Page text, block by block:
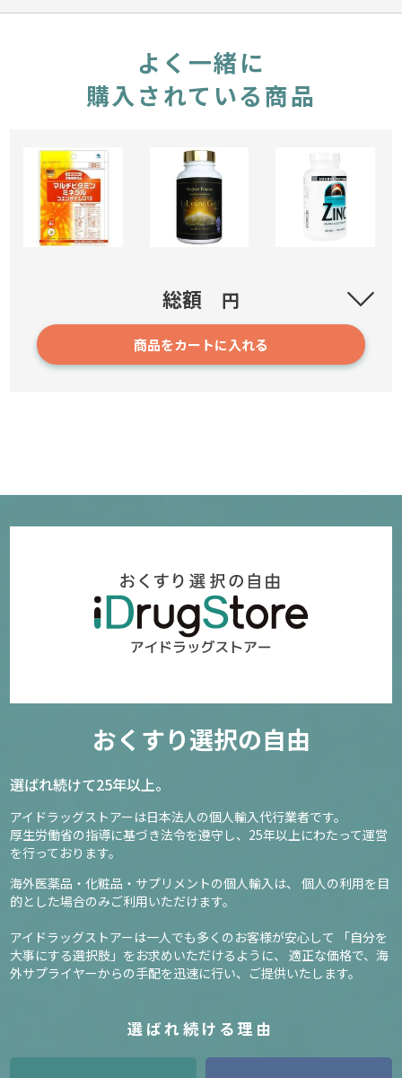
よく一緒に
購入されている商品
コエンザイムＱ１０ 120粒 約30日分
1,140円
確認／選び直す
総額 円
商品をカートに入れる
おくすり選択の自由
選ばれ続けて25年以上。
アイドラッグストアーは日本法人の個人輸入代行業者です。
厚生労働省の指導に基づき法令を遵守し、 25年以上にわたって運営
を行っております。
海外医薬品・化粧品・サプリメントの個人輸入は、
個人の利用を目
的とした場合のみご利用いただけます。
アイドラッグストアーは一人でも多くのお客様が安心して
「自分を
大事にする選択肢」をお求めいただけるように、
適正な価格で、海
外サプライヤーからの手配を迅速に行い、ご提供いたします。
選ばれ続ける理由